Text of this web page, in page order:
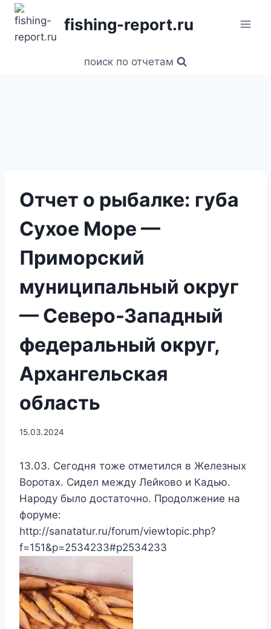
Перейти
содержанию
fishing-report.ru
поиск по отчетам
Отчет о рыбалке: губа
Сухое Море —
Приморский
муниципальный округ
— Северо-Западный
федеральный округ,
Архангельская
область
15.03.2024
13.03. Сегодня тоже отметился в Железных
Воротах. Сидел между Лейково и Кадью.
Народу было достаточно. Продолжение на
форуме:
http://sanatatur.ru/forum/viewtopic.php?
f=151&p=2534233#p2534233